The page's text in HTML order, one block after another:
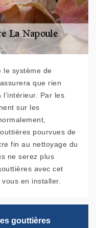
le système de
que rien
Par les
sur les
pourvues de
fin au nettoyage du
ne serez plus
avec cet
en installer.
gouttières